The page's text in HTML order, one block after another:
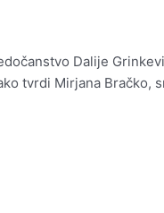
Dalije
tvrdi Mirjana Bračko,